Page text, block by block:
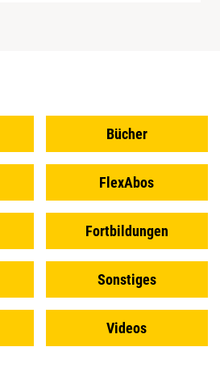
Bücher
FlexAbos
Fortbildungen
Sonstiges
Videos